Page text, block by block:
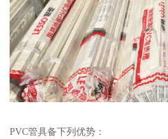
PVC管具备下列优势：